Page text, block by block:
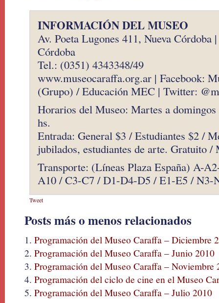
INFORMACIÓN DEL MUSEO
Av. Poeta Lugones 411, Nueva Córdoba
Córdoba
Tel.: (0351) 4343348/49
www.museocaraffa.org.ar | Facebook:
(Grupo) / Educación MEC | Twitter:
Horarios del Museo: Martes a
hs.
Entrada: General $3 / Estudiantes $2 /
jubilados, estudiantes de arte. Gratuito
Transporte: (Líneas Plaza España) A-
A10 / C3-C7 / D1-D4-D5 / E1-E5 / N3-
Tweet
Posts más o menos relacionados
Programación del Museo Caraffa – Diciembre
Programación del Museo Caraffa – Junio 2010
Programación del Museo Caraffa – Noviembre
Programación del ciclo de cine en el Museo
Programación del Museo Caraffa – Julio 2010